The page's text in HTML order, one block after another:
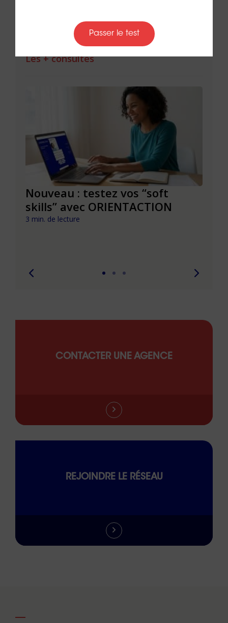
Les + consultés
Nouveau : testez vos “soft
skills” avec ORIENTACTION
3 min. de lecture
CONTACTER UNE AGENCE
REJOINDRE LE RÉSEAU
Passer le test